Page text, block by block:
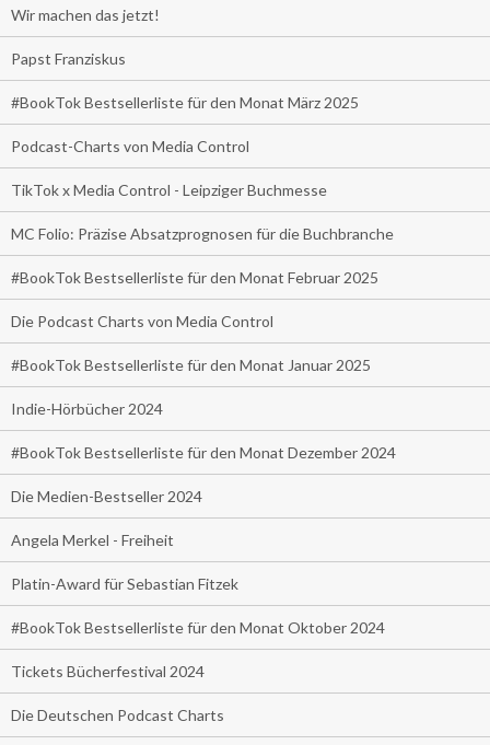
Wir machen das jetzt!
Papst Franziskus
#BookTok Bestsellerliste für den Monat März 2025
Podcast-Charts von Media Control
TikTok x Media Control - Leipziger Buchmesse
MC Folio: Präzise Absatzprognosen für die Buchbranche
#BookTok Bestsellerliste für den Monat Februar 2025
Die Podcast Charts von Media Control
#BookTok Bestsellerliste für den Monat Januar 2025
Indie-Hörbücher 2024
#BookTok Bestsellerliste für den Monat Dezember 2024
Die Medien-Bestseller 2024
Angela Merkel - Freiheit
Platin-Award für Sebastian Fitzek
#BookTok Bestsellerliste für den Monat Oktober 2024
Tickets Bücherfestival 2024
Die Deutschen Podcast Charts